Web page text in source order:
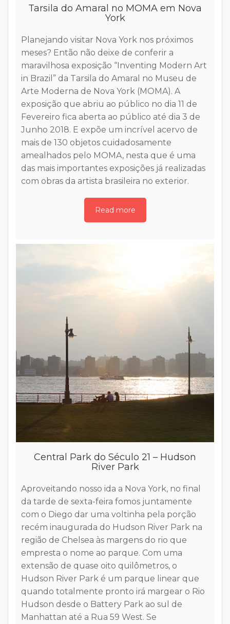
Tarsila do Amaral no MOMA em Nova
York
Planejando visitar Nova York nos próximos
meses? Então não deixe de conferir a
maravilhosa exposição “Inventing Modern Art
in Brazil” da Tarsila do Amaral no Museu de
Arte Moderna de Nova York (MOMA). A
exposição que abriu ao público no dia 11 de
Fevereiro fica aberta ao público até dia 3 de
Junho 2018. E expõe um incrível acervo de
mais de 130 objetos cuidadosamente
amealhados pelo MOMA, nesta que é uma
das mais importantes exposições já realizadas
com obras da artista brasileira no exterior.
Read more
Central Park do Século 21 – Hudson
River Park
Aproveitando nosso ida a Nova York, no final
da tarde de sexta-feira fomos juntamente
com o Diego dar uma voltinha pela porção
recém inaugurada do Hudson River Park na
região de Chelsea às margens do rio que
empresta o nome ao parque. Com uma
extensão de quase oito quilômetros, o
Hudson River Park é um parque linear que
quando totalmente pronto irá margear o Rio
Hudson desde o Battery Park ao sul de
Manhattan até a Rua 59 West. Se